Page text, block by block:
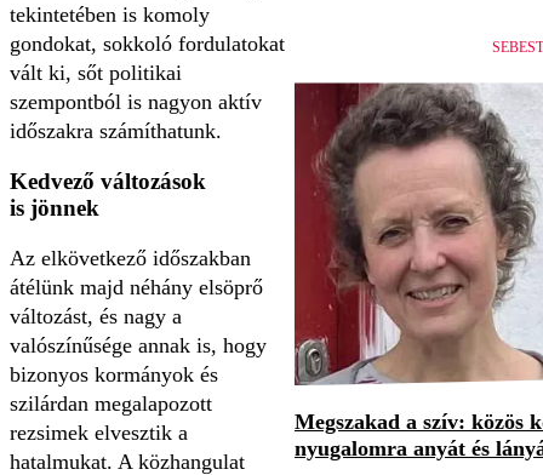
tekintetében is komoly
gondokat, sokkoló fordulatokat
vált ki, sőt politikai
szempontból is nagyon aktív
időszakra számíthatunk.
Kedvező változások
is jönnek
Az elkövetkező időszakban
átélünk majd néhány elsöprő
változást, és nagy a
valószínűsége annak is, hogy
bizonyos kormányok és
szilárdan megalapozott
rezsimek elvesztik a
hatalmukat. A közhangulat
Megszakad a szív: közös
nyugalomra anyát és